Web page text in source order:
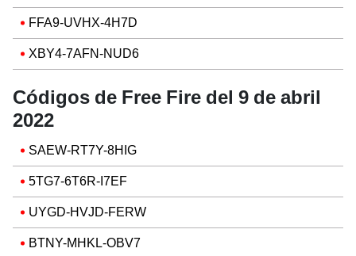
FFA9-UVHX-4H7D
XBY4-7AFN-NUD6
Códigos de Free Fire del 9 de abril
2022
SAEW-RT7Y-8HIG
5TG7-6T6R-I7EF
UYGD-HVJD-FERW
BTNY-MHKL-OBV7